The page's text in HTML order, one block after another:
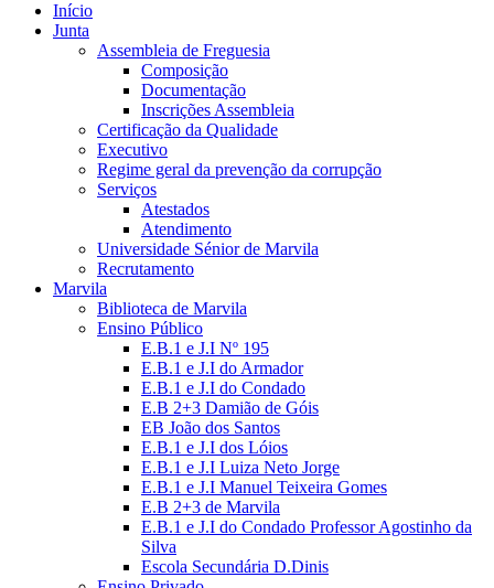
Início
Junta
Assembleia de Freguesia
Composição
Documentação
Inscrições Assembleia
Certificação da Qualidade
Executivo
Regime geral da prevenção da corrupção
Serviços
Atestados
Atendimento
Universidade Sénior de Marvila
Recrutamento
Marvila
Biblioteca de Marvila
Ensino Público
E.B.1 e J.I Nº 195
E.B.1 e J.I do Armador
E.B.1 e J.I do Condado
E.B 2+3 Damião de Góis
EB João dos Santos
E.B.1 e J.I dos Lóios
E.B.1 e J.I Luiza Neto Jorge
E.B.1 e J.I Manuel Teixeira Gomes
E.B 2+3 de Marvila
E.B.1 e J.I do Condado Professor Agostinho da
Silva
Escola Secundária D.Dinis